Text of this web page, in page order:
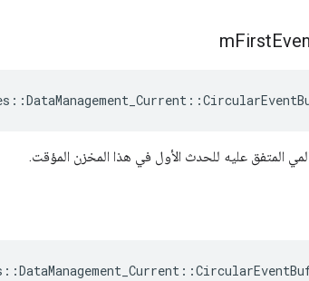
mFirst
المتفق عليه للحدث الأول في هذا المخزن المؤقت.